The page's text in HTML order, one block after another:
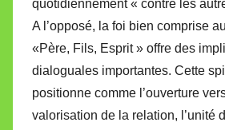
quotidiennement « contre les
A l’opposé, la foi bien comprise
«Père, Fils, Esprit » offre des
dialoguales importantes. Cette
positionne comme l’ouverture
valorisation de la relation, l’unité